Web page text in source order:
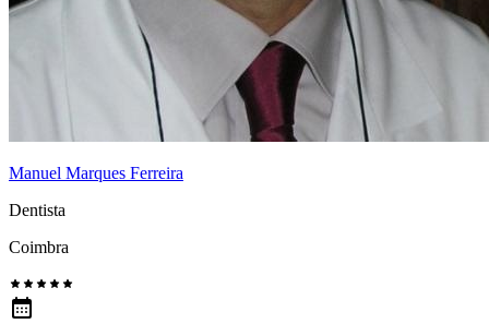
Manuel Marques Ferreira
Dentista
Coimbra